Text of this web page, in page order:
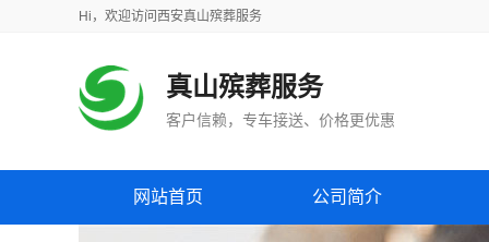
Hi， 欢迎访问 西安真山殡葬服务
真山殡葬服务
客户信赖，专车接送、价格更优惠
网站首页 公司简介